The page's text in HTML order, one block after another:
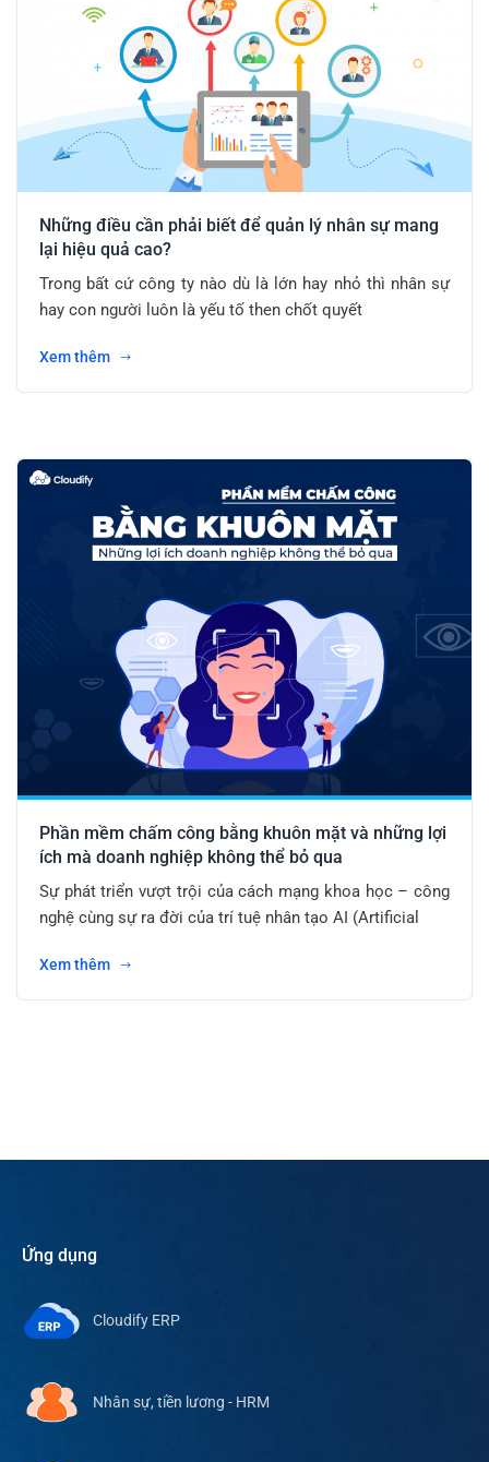
Những điều cần phải biết để quản lý nhân sự mang
lại hiệu quả cao?
Trong bất cứ công ty nào dù là lớn hay nhỏ thì nhân sự
hay con người luôn là yếu tố then chốt quyết
Xem thêm
Phần mềm chấm công bằng khuôn mặt và những lợi
ích mà doanh nghiệp không thể bỏ qua
Sự phát triển vượt trội của cách mạng khoa học – công
nghệ cùng sự ra đời của trí tuệ nhân tạo AI (Artificial
Xem thêm
Ứng dụng
Cloudify ERP
Nhân sự, tiền lương - HRM